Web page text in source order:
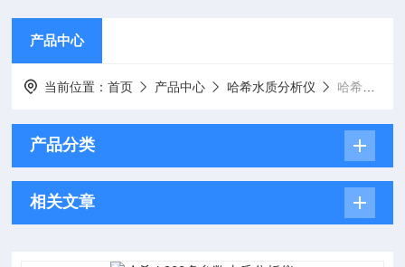
产品中心
当前位置：首页 产品中心 哈希水质分析仪 哈希多参数水质分析仪
产品分类
相关文章